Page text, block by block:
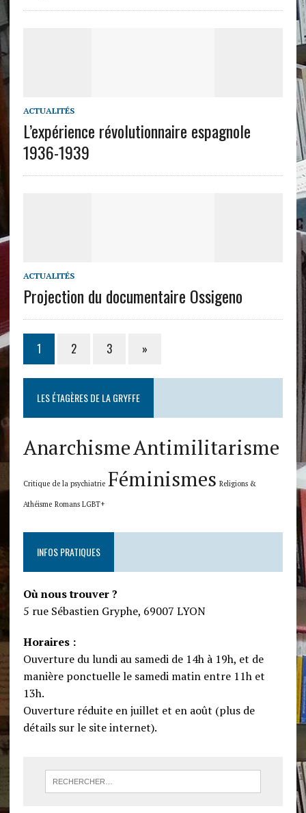
ACTUALITÉS
L’expérience révolutionnaire espagnole
1936-1939
ACTUALITÉS
Projection du documentaire Ossigeno
1 2 3 »
LES ÉTAGÈRES DE LA GRYFFE
AnarchismeAntimilitarisme
Critique de la psychiatrie Féminismes Religions &
Athéisme Romans LGBT+
INFOS PRATIQUES
Où nous trouver ?
5 rue Sébastien Gryphe, 69007 LYON
Horaires :
Ouverture du lundi au samedi de 14h à 19h, et de
manière ponctuelle le samedi matin entre 11h et
13h.
Ouverture réduite en juillet et en août (plus de
détails sur le site internet).